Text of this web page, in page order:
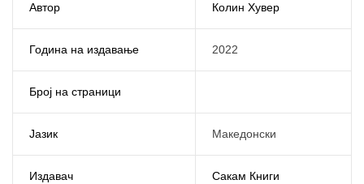
Автор Колин Хувер
Година на издавање 2022
Број на страници
Јазик Македонски
Издавач Сакам Книги